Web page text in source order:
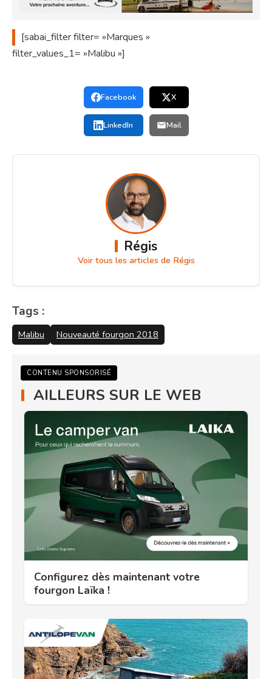
[sabai_filterfilter= »Marques »
filter_values_1= »Malibu »]
Facebook X
LinkedIn Mail
Régis
Voir tous les articles de Régis
Tags :
Malibu Nouveauté fourgon 2018
CONTENU SPONSORISÉ
AILLEURS SUR LE WEB
Configurez dès maintenant votre
fourgon Laïka !